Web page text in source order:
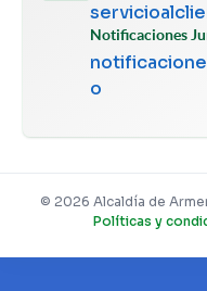
Notificaciones
o
© 2026 Alcaldía de
Políticas y